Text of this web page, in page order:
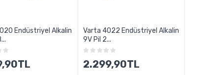
Endüstriyel Alkalin
Varta 4022 Endüstriyel Alkalin
9V Pil 2...
2.299,90TL